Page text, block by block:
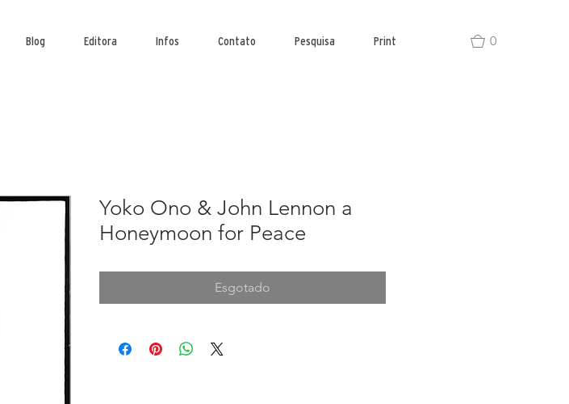
Blog Editora Infos Contato Pesquisa Print 0
Yoko Ono & John Lennon a
Honeymoon for Peace
Esgotado